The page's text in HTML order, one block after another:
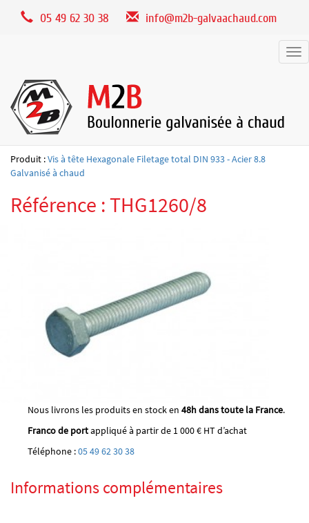
05 49 62 30 38 info@m2b-galvaachaud.com
Produit :Vis à tête Hexagonale Filetage total DIN 933 - Acier 8.8
Galvanisé à chaud
Référence : THG1260/8
Nous livrons les produits en stock en 48h dans toute la France.
Franco de portappliqué à partir de 1 000 € HT d’achat
Téléphone :05 49 62 30 38
Informations complémentaires